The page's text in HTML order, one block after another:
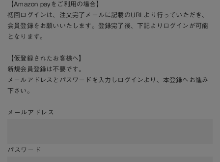
【Amazon payをご利用の場合】
初回ログインは、注文完了メールに記載のURLより行っていただき、
会員登録をお願いいたします。登録完了後、下記よりログインが可能
となります。
【仮登録されたお客様へ】
新規会員登録は不要です。
メールアドレスとパスワードを入力しログインより、本登録へお進み
下さい。
メールアドレス
パスワード